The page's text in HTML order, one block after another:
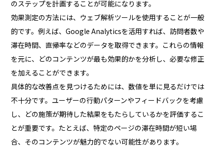
のステップを計画することが可能になります。
効果測定の方法には、ウェブ解析ツールを使用することが一般
的です。例えば、Google Analyticsを活用すれば、訪問者数や
滞在時間、直帰率などのデータを取得できます。これらの情報
を元に、どのコンテンツが最も効果的かを分析し、必要な修正
を加えることができます。
具体的な改善点を見つけるためには、数値を単に見るだけでは
不十分です。ユーザーの行動パターンやフィードバックを考慮
し、どの施策が期待した結果をもたらしているかを評価するこ
とが重要です。たとえば、特定のページの滞在時間が短い場
合、そのコンテンツが魅力的でない可能性があります。